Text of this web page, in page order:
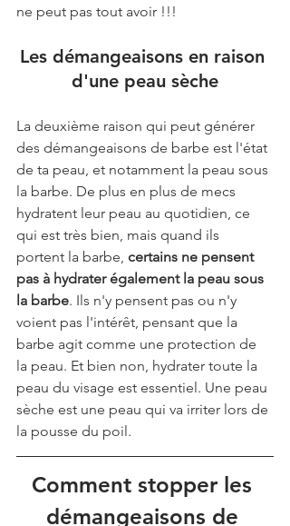
ne peut pas tout avoir !!!
Les démangeaisons en raison
d'une peau sèche
La deuxième raison qui peut générer
des démangeaisons de barbe est l'état
de ta peau, et notamment la peau sous
la barbe. De plus en plus de mecs
hydratent leur peau au quotidien, ce
qui est très bien, mais quand ils
portent la barbe, certains ne pensent
pas à hydrater également la peau sous
la barbe. Ils n'y pensent pas ou n'y
voient pas l'intérêt, pensant que la
barbe agit comme une protection de
la peau. Et bien non, hydrater toute la
peau du visage est essentiel. Une peau
sèche est une peau qui va irriter lors de
la pousse du poil.
Comment stopper les
démangeaisons de